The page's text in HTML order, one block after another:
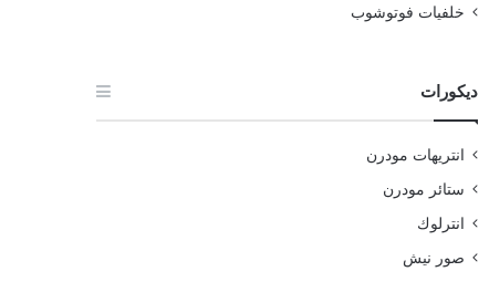
خلفيات فوتوشوب
ديكورات
انتريهات مودرن
ستائر مودرن
انترلوك
صور نيش